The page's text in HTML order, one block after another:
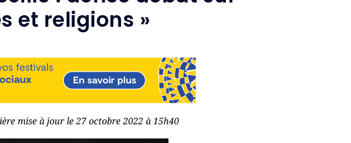
et religions »
mise à jour le 27 octobre 2022 à 15h40